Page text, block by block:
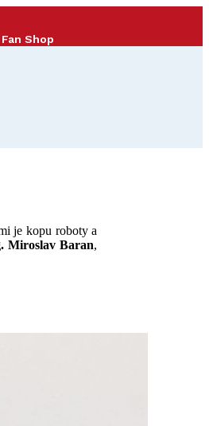
Fan Shop
je kopu roboty a
Miroslav Baran,